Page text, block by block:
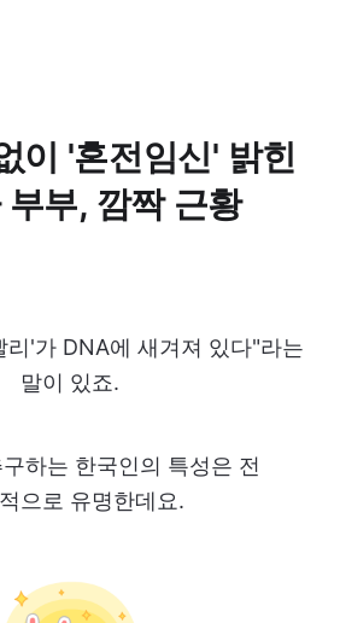
이 '혼전임신' 밝힌
부부, 깜짝 근황
리'가 DNA에 새겨져 있다"라는
말이 있죠.
하는 한국인의 특성은 전
으로 유명한데요.